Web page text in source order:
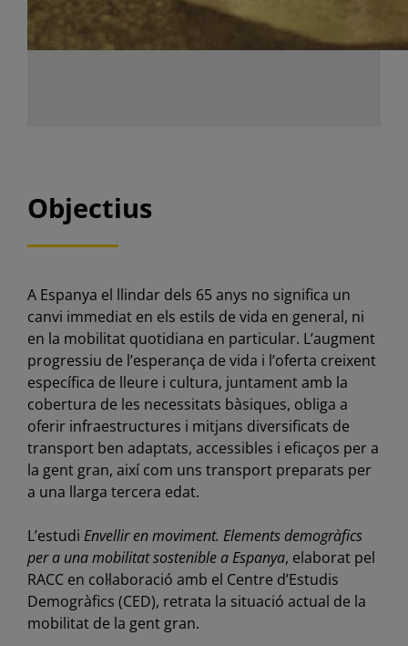
Objectius
A Espanya el llindar dels 65 anys no significa un
canvi immediat en els estils de vida en general, ni
en la mobilitat quotidiana en particular. L’augment
progressiu de l’esperança de vida i l’oferta creixent
específica de lleure i cultura, juntament amb la
cobertura de les necessitats bàsiques, obliga a
oferir infraestructures i mitjans diversificats de
transport ben adaptats, accessibles i eficaços per a
la gent gran, així com uns transport preparats per
a una llarga tercera edat.
L’estudi Envellir en moviment. Elements demogràfics
per a una mobilitat sostenible a Espanya, elaborat pel
RACC en col·laboració amb el Centre d’Estudis
Demogràfics (CED), retrata la situació actual de la
mobilitat de la gent gran.